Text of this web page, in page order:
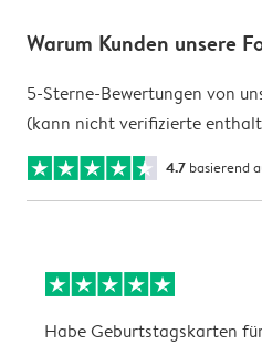
Warum Kunden unsere
5-Sterne-Bewertungen von
(kann nicht verifizierte
4.7 basierend
Habe Geburtstagskarten